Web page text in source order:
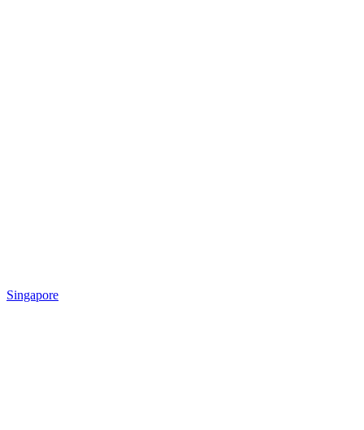
Singapore